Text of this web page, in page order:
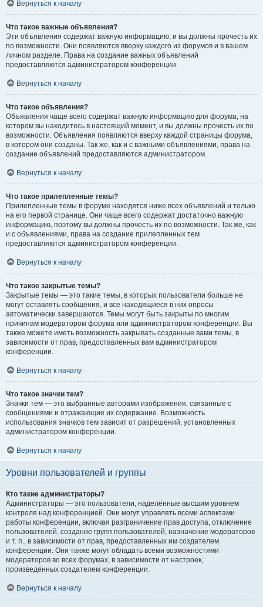
Вернуться к началу
Что такое важные объявления?
Эти объявления содержат важную информацию, и вы должны прочесть их
по возможности. Они появляются вверху каждого из форумов и в вашем
личном разделе. Права на создание важных объявлений
предоставляются администратором конференции.
Вернуться к началу
Что такое объявления?
Объявления чаще всего содержат важную информацию для форума, на
котором вы находитесь в настоящий момент, и вы должны прочесть их по
возможности. Объявления появляются вверху каждой страницы форума,
в котором они созданы. Так же, как и с важными объявлениями, права на
создание объявлений предоставляются администратором.
Вернуться к началу
Что такое прилепленные темы?
Прилепленные темы в форуме находятся ниже всех объявлений и только
на его первой странице. Они чаще всего содержат достаточно важную
информацию, поэтому вы должны прочесть их по возможности. Так же, как
и с объявлениями, права на создание прилепленных тем
предоставляются администратором конференции.
Вернуться к началу
Что такое закрытые темы?
Закрытые темы — это такие темы, в которых пользователи больше не
могут оставлять сообщения, и все находящиеся в них опросы
автоматически завершаются. Темы могут быть закрыты по многим
причинам модератором форума или администратором конференции. Вы
также можете иметь возможность закрывать созданные вами темы, в
зависимости от прав, предоставленных вам администратором
конференции.
Вернуться к началу
Что такое значки тем?
Значки тем — это выбранные авторами изображения, связанные с
сообщениями и отражающие их содержание. Возможность
использования значков тем зависит от разрешений, установленных
администратором конференции.
Вернуться к началу
Уровни пользователей и группы
Кто такие администраторы?
Администраторы — это пользователи, наделённые высшим уровнем
контроля над конференцией. Они могут управлять всеми аспектами
работы конференции, включая разграничение прав доступа, отключение
пользователей, создание групп пользователей, назначение модераторов
и т. п., в зависимости от прав, предоставленных им создателем
конференции. Они также могут обладать всеми возможностями
модераторов во всех форумах, в зависимости от настроек,
произведённых создателем конференции.
Вернуться к началу